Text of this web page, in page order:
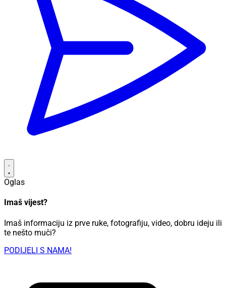
Oglas
Imaš vijest?
Imaš informaciju iz prve ruke, fotografiju, video, dobru ideju ili
te nešto muči?
PODIJELI S NAMA!